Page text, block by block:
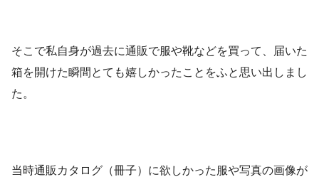
そこで私自身が過去に通販で服や靴などを買って、届いた
箱を開けた瞬間とても嬉しかったことをふと思い出しまし
た。
当時通販カタログ（冊子）に欲しかった服や写真の画像が